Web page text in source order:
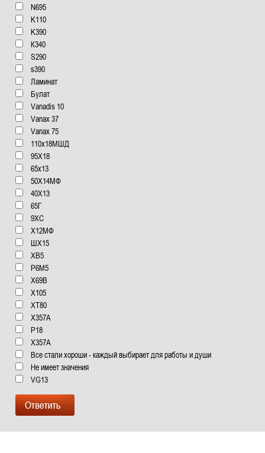
N695
K110
K390
К340
S290
s390
Ламинат
Булат
Vanadis 10
Vanax 37
Vanax 75
110x18МШД
95Х18
65x13
50Х14МФ
40Х13
65Г
9ХС
Х12МФ
ШХ15
ХВ5
Р6М5
Х69В
Х105
XT80
X357A
Р18
Х357А
Все стали хороши - каждый выбирает для работы и души
Не имеет значения
VG13